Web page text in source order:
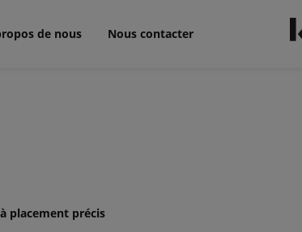
de nous Nous contacter
placement précis